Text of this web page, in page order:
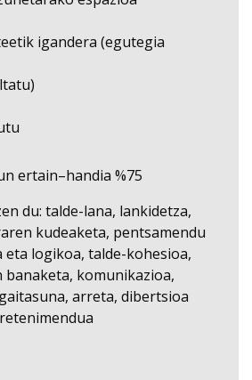
igandera (egutegia
ertain–handia %75
du: talde-lana, lankidetza,
kudeaketa, pentsamendu
eta logikoa, talde-kohesioa,
banaketa, komunikazioa,
arreta, dibertsioa